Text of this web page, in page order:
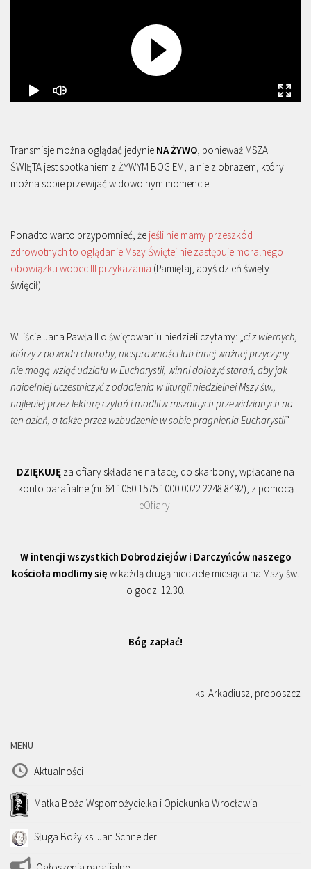
Transmisje można oglądać jedynie NA ŻYWO, ponieważ MSZA
ŚWIĘTA jest spotkaniem z ŻYWYM BOGIEM, a nie z obrazem, który
można sobie przewijać w dowolnym momencie.
Ponadto warto przypomnieć, że jeśli nie mamy przeszkód
zdrowotnych to oglądanie Mszy Świętej nie zastępuje moralnego
obowiązku wobec III przykazania (Pamiętaj, abyś dzień święty
święcił).
W liście Jana Pawła II o świętowaniu niedzieli czytamy: „ci z wiernych,
którzy z powodu choroby, niesprawności lub innej ważnej przyczyny
nie mogą wziąć udziału w Eucharystii, winni dołożyć starań, aby jak
najpełniej uczestniczyć z oddalenia w liturgii niedzielnej Mszy św.,
najlepiej przez lekturę czytań i modlitw mszalnych przewidzianych na
ten dzień, a także przez wzbudzenie w sobie pragnienia Eucharystii”.
DZIĘKUJĘ za ofiary składane na tacę, do skarbony, wpłacane na
konto parafialne (nr 64 1050 1575 1000 0022 2248 8492), z pomocą
eOfiary.
W intencji wszystkich Dobrodziejów i Darczyńców naszego
kościoła modlimy się w każdą drugą niedzielę miesiąca na Mszy św.
o godz. 12.30.
Bóg zapłać!
ks. Arkadiusz, proboszcz
MENU
Aktualności
Matka Boża Wspomożycielka i Opiekunka Wrocławia
Sługa Boży ks. Jan Schneider